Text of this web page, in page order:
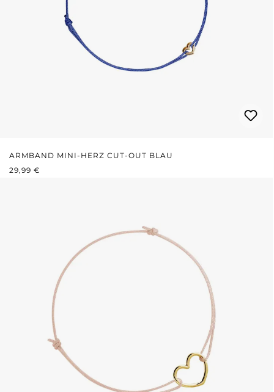
ARMBAND MINI-HERZ CUT-OUT BLAU
REGULÄRER PREIS:
29,99 €